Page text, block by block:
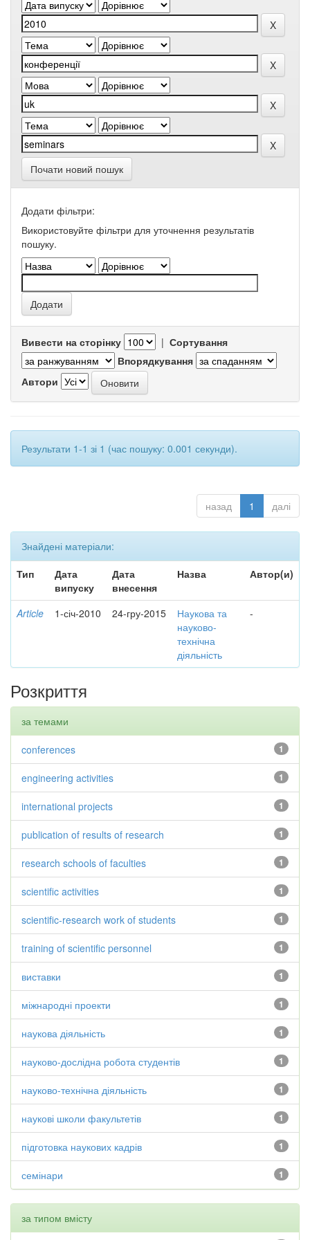
Почати новий пошук
Додати фільтри:
Використовуйте фільтри для уточнення результатів
пошуку.
Вивести на сторінку | Сортування
Впорядкування
Автори
Результати 1-1 зі 1 (час пошуку: 0.001 секунди).
назад 1 далі
Знайдені матеріали:
Тип
Дата
випуску
Дата
внесення
Назва Автор(и)
Article 1-січ-2010 24-гру-2015
Наукова та
науково-
технічна
діяльність
-
Розкриття
за темами
1
conferences
1
engineering activities
1
international projects
1
publication of results of research
1
research schools of faculties
1
scientific activities
1
scientific-research work of students
1
training of scientific personnel
1
виставки
1
міжнародні проекти
1
наукова діяльність
1
науково-дослідна робота студентів
1
науково-технічна діяльність
1
наукові школи факультетів
1
підготовка наукових кадрів
1
семінари
за типом вмісту